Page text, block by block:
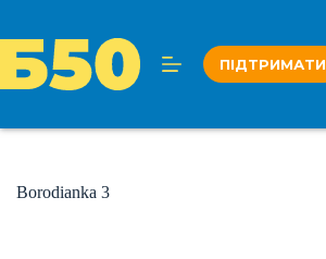
вмісту
ПІДТРИМАТИ
Borodianka 3